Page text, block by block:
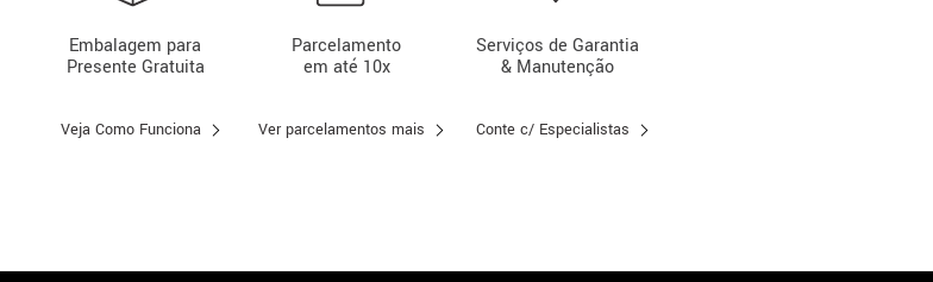
Embalagem para
Presente Gratuita
Veja Como Funciona
Parcelamento
em até 10x
Ver parcelamentos mais
Serviços de Garantia
& Manutenção
Conte c/ Especialistas